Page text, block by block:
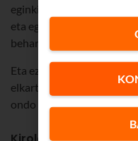
eginkizunagatik
eta eginkizun hori
beharraren isla da.
Eta ez dezagun ahaztu
elkartu baitzuen
ondo pasatu genuen.